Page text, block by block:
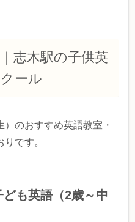
志木駅の子供英
ール
のおすすめ英語教室・
です。
も英語（2歳～中